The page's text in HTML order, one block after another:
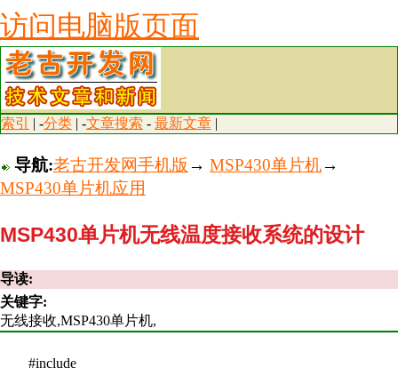
访问电脑版页面
索引 | -分类 | -文章搜索 - 最新文章 |
导航:老古开发网手机版 → MSP430单片机→
MSP430单片机应用
MSP430单片机无线温度接收系统的设计
导读:
关键字:
无线接收,MSP430单片机,
#include